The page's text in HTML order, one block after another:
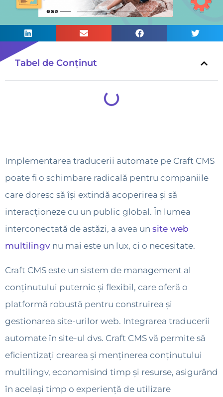
Tabel de Conținut
Implementarea traducerii automate pe Craft CMS
poate fi o schimbare radicală pentru companiile
care doresc să își extindă acoperirea și să
interacționeze cu un public global. În lumea
interconectată de astăzi, a avea un site web
multilingv nu mai este un lux, ci o necesitate.
Craft CMS este un sistem de management al
conținutului puternic și flexibil, care oferă o
platformă robustă pentru construirea și
gestionarea site-urilor web. Integrarea traducerii
automate în site-ul dvs. Craft CMS vă permite să
eficientizați crearea și menținerea conținutului
multilingv, economisind timp și resurse, asigurând
în același timp o experiență de utilizare